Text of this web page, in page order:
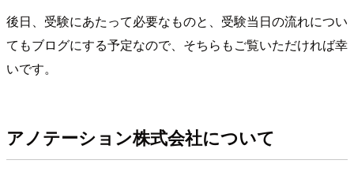
後日、受験にあたって必要なものと、受験当日の流れについ
てもブログにする予定なので、そちらもご覧いただければ幸
いです。
アノテーション株式会社について